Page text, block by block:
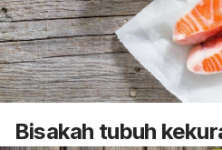
Bisakah tubuh